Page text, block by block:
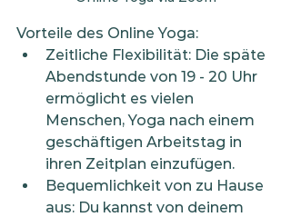
Vorteile des Online Yoga:
Zeitliche Flexibilität: Die späte
Abendstunde von 19 - 20 Uhr
ermöglicht es vielen
Menschen, Yoga nach einem
geschäftigen Arbeitstag in
ihren Zeitplan einzufügen.
Bequemlichkeit von zu Hause
aus: Du kannst von deinem